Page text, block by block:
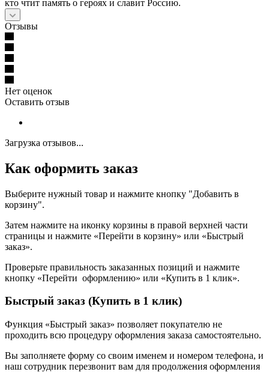
кто чтит память о героях и славит Россию.
Отзывы
Нет оценок
Оставить отзыв
Загрузка отзывов...
Как оформить заказ
Выберите нужный товар и нажмите кнопку "Добавить в
корзину".
Затем нажмите на иконку корзины в правой верхней части
страницы и нажмите «Перейти в корзину» или «Быстрый
заказ».
Проверьте правильность заказанных позиций и нажмите
кнопку «Перейти оформлению» или «Купить в 1 клик».
Быстрый заказ (Купить в 1 клик)
Функция «Быстрый заказ» позволяет покупателю не
проходить всю процедуру оформления заказа самостоятельно.
Вы заполняете форму со своим именем и номером телефона, и
наш сотрудник перезвонит вам для продолжения оформления